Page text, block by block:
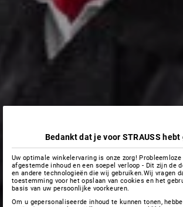
Bedankt dat je voor STRAUSS hebt
Uw optimale winkelervaring is onze zorg!
afgestemde inhoud en een soepel verloop - Dit zijn de
en andere technologieën die wij gebruiken.Wij vragen
toestemming voor het opslaan van cookies en het
basis van uw persoonlijke voorkeuren.
Om u gepersonaliseerde inhoud te kunnen tonen,